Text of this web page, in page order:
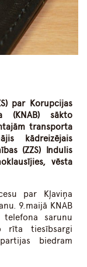
par Korupcijas
(KNAB) sākto
transporta
kādreizējais
(ZZS) Indulis
vēsta
par Kļaviņa
9.maijā KNAB
sarunu
rīta tiesībsargi
biedram